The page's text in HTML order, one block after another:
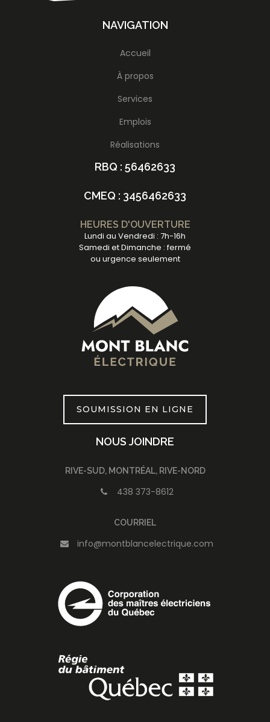
NAVIGATION
Accueil
À propos
Services
Emplois
Réalisations
RBQ : 56462633
CMEQ : 3456462633
HEURES D'OUVERTURE
Lundi au Vendredi : 7h-16h
Samedi et Dimanche : fermé
ou urgence seulement
SOUMISSION EN LIGNE
NOUS JOINDRE
RIVE-SUD, MONTRÉAL, RIVE-NORD
438 373-8612
COURRIEL
info@montblancelectrique.com